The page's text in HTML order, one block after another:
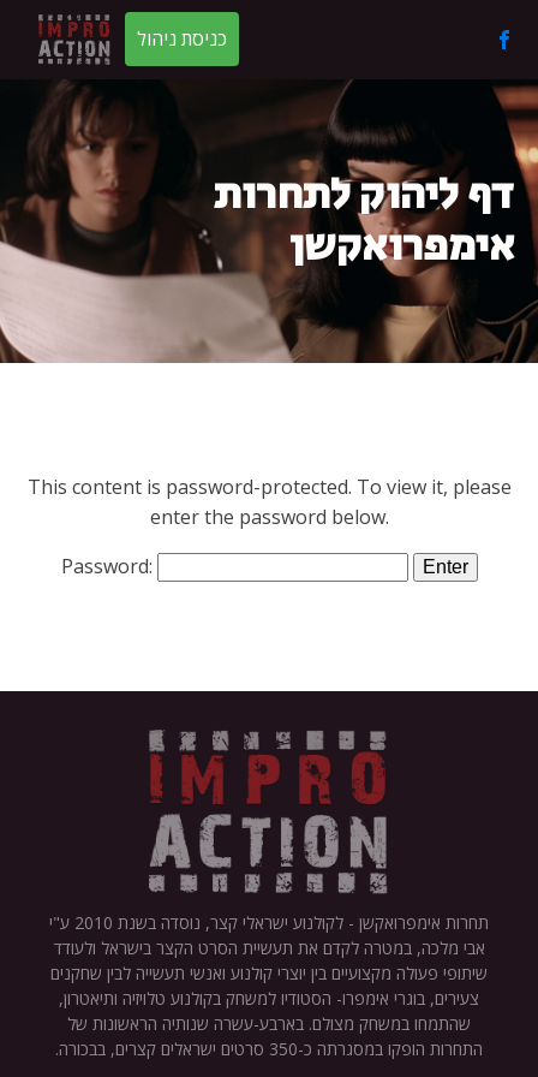
כניסת ניהול
דף ליהוק לתחרות
אימפרואקשן
This content is password-protected. To view it, please
enter the password below.
Password:
תחרות אימפרואקשן - לקולנוע ישראלי קצר, נוסדה בשנת 2010 ע"י
אבי מלכה, במטרה לקדם את תעשיית הסרט הקצר בישראל ולעודד
שיתופי פעולה מקצועיים בין יוצרי קולנוע ואנשי תעשייה לבין שחקנים
צעירים, בוגרי אימפרו- הסטודיו למשחק בקולנוע טלויזיה ותיאטרון,
שהתמחו במשחק מצולם. בארבע-עשרה שנותיה הראשונות של
התחרות הופקו במסגרתה כ-350 סרטים ישראלים קצרים, בבכורה.